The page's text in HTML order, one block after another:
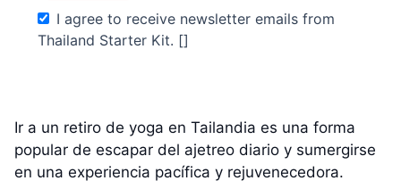
I agree to receive newsletter emails from
Thailand Starter Kit. []
Ir a un retiro de yoga en Tailandia es una forma
popular de escapar del ajetreo diario y sumergirse
en una experiencia pacífica y rejuvenecedora.